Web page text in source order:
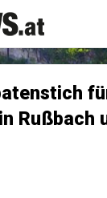
Rußbach